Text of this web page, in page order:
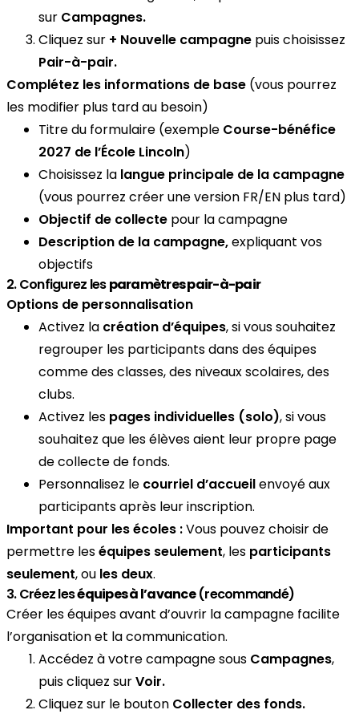
sur Campagnes.
Cliquez sur + Nouvelle campagne puis choisissez
Pair-à-pair.
Complétez les informations de base (vous pourrez
les modifier plus tard au besoin)
Titre du formulaire (exemple Course-bénéfice
2027 de l’École Lincoln)
Choisissez la langue principale de la campagne
(vous pourrez créer une version FR/EN plus tard)
Objectif de collecte pour la campagne
Description de la campagne,expliquant vos
objectifs
2. Configurez lesparamètres pair-à-pair
Options de personnalisation
Activez la création d’équipes, si vous souhaitez
regrouper les participants dans des équipes
comme des classes, des niveaux scolaires, des
clubs.
Activez les pages individuelles (solo), si vous
souhaitez que les élèves aient leur propre page
de collecte de fonds.
Personnalisez le courriel d’accueilenvoyé aux
participants après leur inscription.
Important pour les écoles :Vous pouvez choisir de
permettre leséquipes seulement, les participants
seulement, ou les deux.
3. Créez leséquipes à l’avance(recommandé)
Créer les équipes avant d’ouvrir la campagne facilite
l’organisation et la communication.
Accédez à votre campagne sous Campagnes,
puis cliquez surVoir.
Cliquez sur le bouton Collecter des fonds.